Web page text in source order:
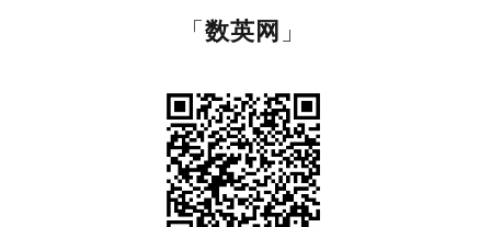
「数英网 」